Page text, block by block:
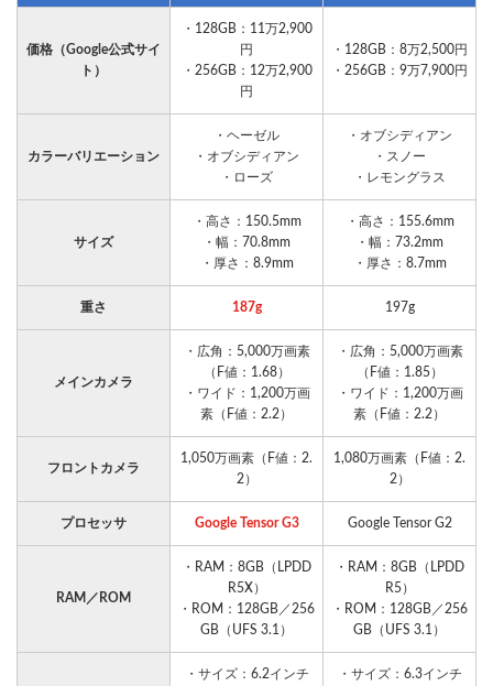
価格（Google公式サイ
ト）
・128GB：11万2,900
円
・256GB：12万2,900
円
・128GB：8万2,500円
・256GB：9万7,900円
カラーバリエーション
・ヘーゼル
・オブシディアン
・ローズ
・オブシディアン
・スノー
・レモングラス
サイズ
・高さ：150.5mm
・幅：70.8mm
・厚さ：8.9mm
・高さ：155.6mm
・幅：73.2mm
・厚さ：8.7mm
重さ 187g 197g
メインカメラ
・広角：5,000万画素
（F値：1.68）
・ワイド：1,200万画
素（F値：2.2）
・広角：5,000万画素
（F値：1.85）
・ワイド：1,200万画
素（F値：2.2）
フロントカメラ
1,050万画素（F値：2.
2）
1,080万画素（F値：2.
2）
プロセッサ Google Tensor G3 Google Tensor G2
RAM／ROM
・RAM：8GB（LPDD
R5X）
・ROM：128GB／256
GB（UFS 3.1）
・RAM：8GB（LPDD
R5）
・ROM：128GB／256
GB（UFS 3.1）
・サイズ：6.2インチ
・サイズ：6.3インチ